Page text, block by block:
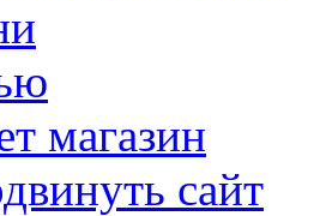
магазин
сайт